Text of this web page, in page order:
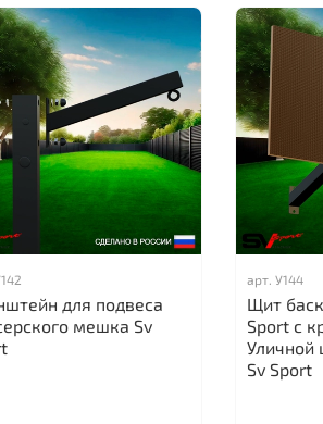
для подвеса
мешка Sv
арт.У144
Щит
Sport c
Уличной
Sv Sport